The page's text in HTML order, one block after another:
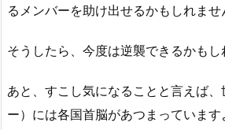
るメンバーを助け出せるかもしれませ
そうしたら、今度は逆襲できるかもし
あと、すこし気になることと言えば、
ー）には各国首脳があつまっています